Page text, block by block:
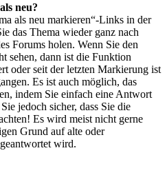
neu?
als neu markieren“-Links in der
das Thema wieder ganz nach
Forums holen. Wenn Sie den
sehen, dann ist die Funktion
oder seit der letzten Markierung ist
Es ist auch möglich, das
indem Sie einfach eine Antwort
jedoch sicher, dass Sie die
Es wird meist nicht gerne
Grund auf alte oder
wird.